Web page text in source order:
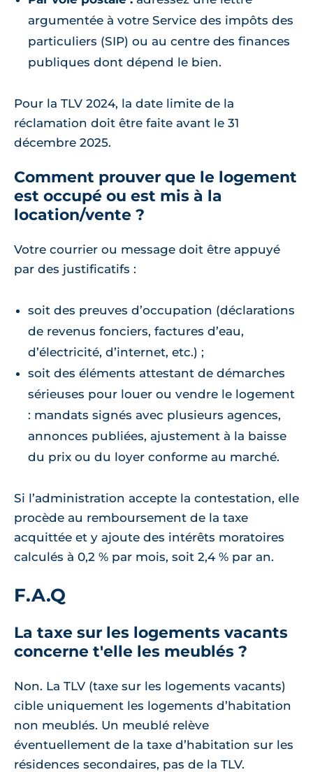
argumentée à votre Service des impôts des
particuliers (SIP) ou au centre des finances
publiques dont dépend le bien.
Pour la TLV 2024, la date limite de la
réclamation doit être faite avant le 31
décembre 2025.
Comment prouver que le logement
est occupé ou est mis à la
location/vente ?
Votre courrier ou message doit être appuyé
par des justificatifs :
soit des preuves d’occupation (déclarations
de revenus fonciers, factures d’eau,
d’électricité, d’internet, etc.) ;
soit des éléments attestant de démarches
sérieuses pour louer ou vendre le logement
: mandats signés avec plusieurs agences,
annonces publiées, ajustement à la baisse
du prix ou du loyer conforme au marché.
Si l’administration accepte la contestation, elle
procède au remboursement de la taxe
acquittée et y ajoute des intérêts moratoires
calculés à 0,2 % par mois, soit 2,4 % par an.
F.A.Q
La taxe sur les logements vacants
concerne t'elle les meublés ?
Non. La TLV (taxe sur les logements vacants)
cible uniquement les logements d’habitation
non meublés. Un meublé relève
éventuellement de la taxe d’habitation sur les
résidences secondaires, pas de la TLV.